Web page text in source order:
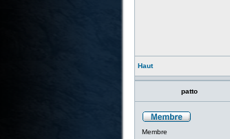
Haut
patto
Membre